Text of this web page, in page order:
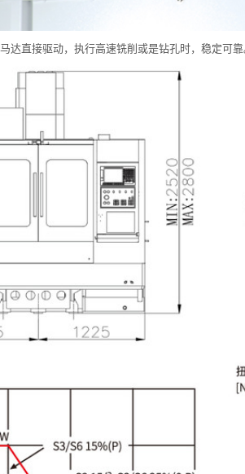
达直接驱动，执行高速铣削或是钻孔时，稳定可靠